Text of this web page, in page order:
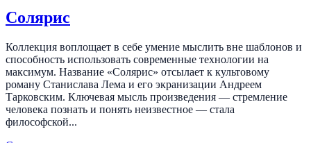
Солярис
Коллекция воплощает в себе умение мыслить вне шаблонов и
способность использовать современные технологии на
максимум. Название «Солярис» отсылает к культовому
роману Станислава Лема и его экранизации Андреем
Тарковским. Ключевая мысль произведения — стремление
человека познать и понять неизвестное — стала
философской...